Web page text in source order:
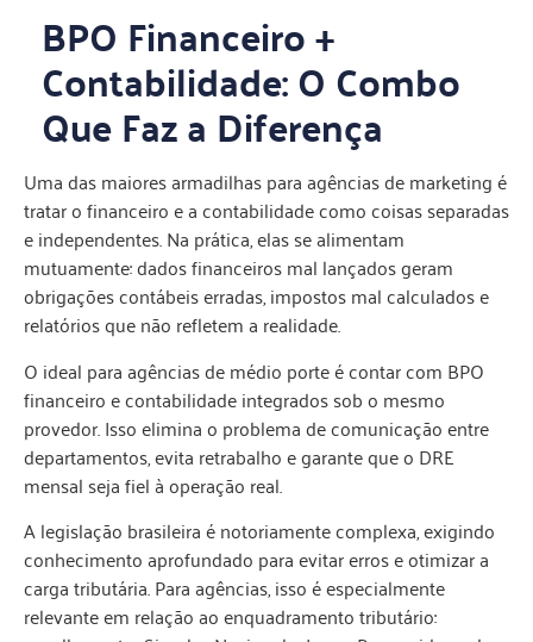
BPO Financeiro +
Contabilidade: O Combo
Que Faz a Diferença
Uma das maiores armadilhas para agências de marketing é
tratar o financeiro e a contabilidade como coisas separadas
e independentes. Na prática, elas se alimentam
mutuamente: dados financeiros mal lançados geram
obrigações contábeis erradas, impostos mal calculados e
relatórios que não refletem a realidade.
O ideal para agências de médio porte é contar com BPO
financeiro e contabilidade integrados sob o mesmo
provedor. Isso elimina o problema de comunicação entre
departamentos, evita retrabalho e garante que o DRE
mensal seja fiel à operação real.
A legislação brasileira é notoriamente complexa, exigindo
conhecimento aprofundado para evitar erros e otimizar a
carga tributária. Para agências, isso é especialmente
relevante em relação ao enquadramento tributário: